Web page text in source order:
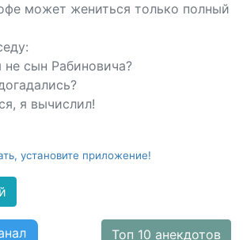
может жениться только полный
сын Рабиновича?
я вычислил!
установите приложение!
Топ 10 анекдотов